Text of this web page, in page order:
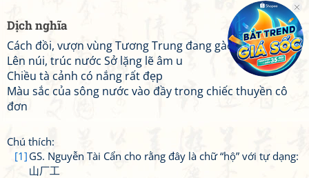
Dịch nghĩa
Cách đồi, vượn vùng Tương Trung đang gào
Lên núi, trúc nước Sở lặng lẽ âm u
Chiều tà cảnh có nắng rất đẹp
Màu sắc của sông nước vào đầy trong chiếc thuyền cô
đơn
Chú thích:
[1] GS. Nguyễn Tài Cẩn cho rằng đây là chữ “hộ” với tự dạng:
山厂工